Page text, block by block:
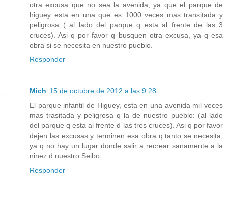
otra excusa que no sea la avenida, ya que el parque de
higuey esta en una que es 1000 veces mas transitada y
peligrosa ( al lado del parque q esta al frente de las 3
cruces). Asi q por favor q busquen otra excusa, ya q esa
obra si se necesita en nuestro pueblo.
Responder
Mich 15 de octubre de 2012 a las 9:28
El parque infantil de Higuey, esta en una avenida mil veces
mas trasitada y peligrosa q la de nuestro pueblo: (al lado
del parque q esta al frente d las tres cruces). Asi q por favor
dejen las excusas y terminen esa obra q tanto se necesita,
ya q no hay un lugar donde salir a recrear sanamente a la
ninez d nuestro Seibo.
Responder